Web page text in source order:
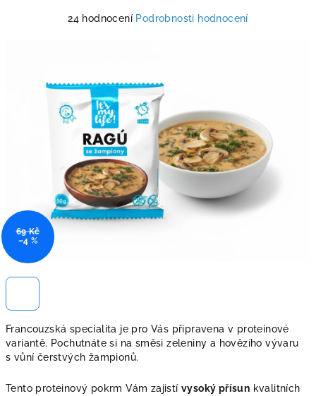
Francouzská specialita je pro Vás připravena v proteinové
variantě. Pochutnáte si na směsi zeleniny a hovězího vývaru
s vůní čerstvých žampionů.
Tento proteinový pokrm Vám zajistí vysoký přísun kvalitních
24 hodnocení Podrobnosti hodnocení
69 Kč
–4 %